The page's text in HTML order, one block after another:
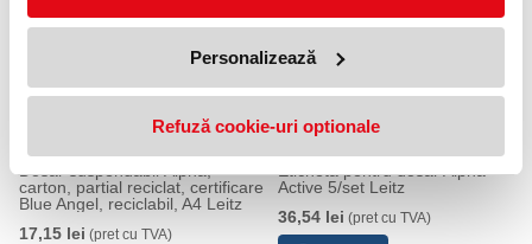
Personalizează
Refuză cookie-uri optionale
Dosar suspendabil Alpha,
carton, partial reciclat, certificare
Blue Angel, reciclabil, A4 Leitz
17,15 lei (pret cu TVA)
Eticheta pentru dosar Alpha
Active 5/set Leitz
36,54 lei (pret cu TVA)